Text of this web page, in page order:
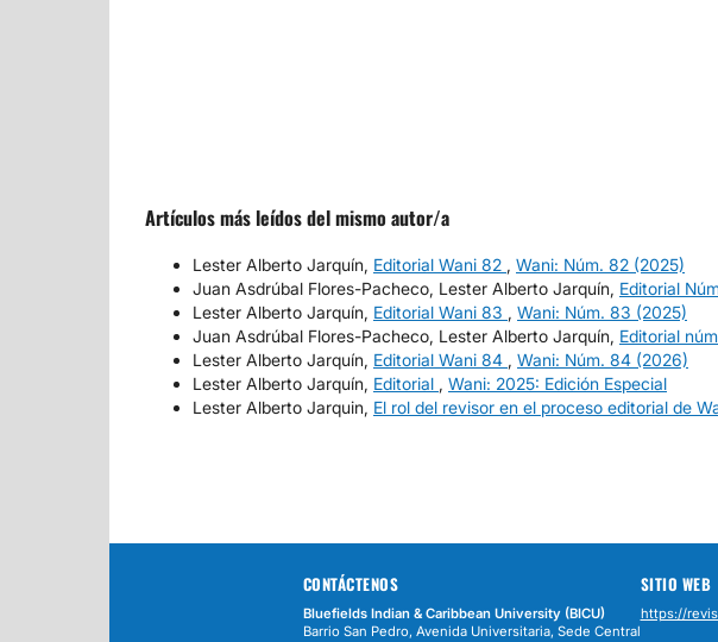
Artículos más leídos del mismo autor/a
Lester Alberto Jarquín, Editorial Wani 82 , Wani: Núm. 82 (2025)
Juan Asdrúbal Flores-Pacheco, Lester Alberto Jarquín, Editorial
Lester Alberto Jarquín, Editorial Wani 83 , Wani: Núm. 83 (2025)
Juan Asdrúbal Flores-Pacheco, Lester Alberto Jarquín, Editorial
Lester Alberto Jarquín, Editorial Wani 84 , Wani: Núm. 84 (2026)
Lester Alberto Jarquín, Editorial , Wani: 2025: Edición Especial
Lester Alberto Jarquin, El rol del revisor en el proceso editorial de
CONTÁCTENOS
Bluefields Indian & Caribbean University (BICU)
Barrio San Pedro, Avenida Universitaria, Sede Central
SITIO WEB
https://